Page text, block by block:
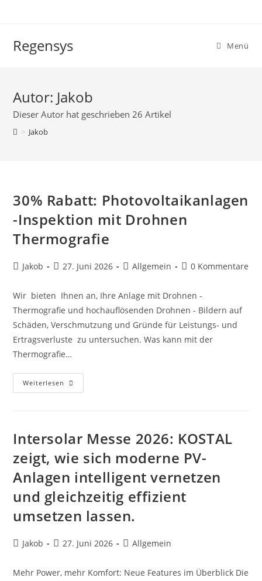
Regensys Menü
Autor: Jakob
Dieser Autor hat geschrieben 26 Artikel
> Jakob
30% Rabatt: Photovoltaikanlagen
-Inspektion mit Drohnen
Thermografie
Beitrags-
Jakob
Beitrag
27. Juni 2026
Beitrags-
Allgemein
Beitrags-
0 Kommentare
Wir bieten Ihnen an, Ihre Anlage mit Drohnen -
Thermografie und hochauflösenden Drohnen - Bildern auf
Schäden, Verschmutzung und Gründe für Leistungs- und
Ertragsverluste zu untersuchen. Was kann mit der
Thermografie…
Weiterlesen 30%
Rabatt:
Drohnen
Thermografie
Intersolar Messe 2026: KOSTAL
zeigt, wie sich moderne PV-
Anlagen intelligent vernetzen
und gleichzeitig effizient
umsetzen lassen.
Beitrags-
Jakob
Beitrag
27. Juni 2026
Beitrags-
Allgemein
Mehr Power, mehr Komfort: Neue Features im Überblick Die